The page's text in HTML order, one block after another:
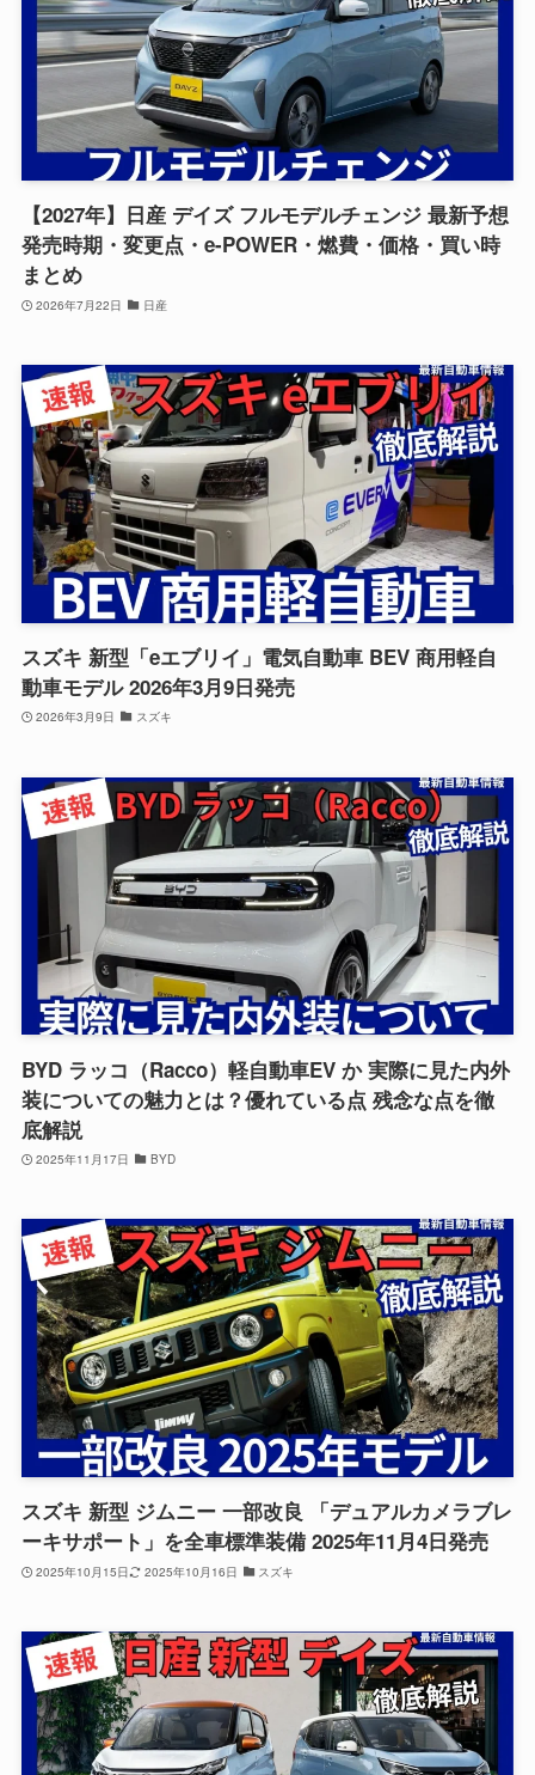
【2027年】日産 デイズ フルモデルチェンジ 最新予想
発売時期・変更点・e-POWER・燃費・価格・買い時
まとめ
2026年7月22日 日産
スズキ 新型「eエブリイ」電気自動車 BEV 商用軽自
動車モデル 2026年3月9日発売
2026年3月9日 スズキ
BYD ラッコ（Racco）軽自動車EV か 実際に見た内外
装についての魅力とは？優れている点 残念な点を徹
底解説
2025年11月17日 BYD
スズキ 新型 ジムニー 一部改良 「デュアルカメラブレ
ーキサポート」を全車標準装備 2025年11月4日発売
2025年10月15日 2025年10月16日 スズキ